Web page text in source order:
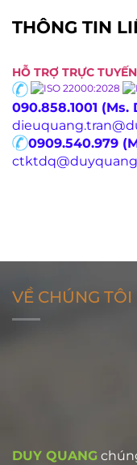
THÔNG TIN
HỖ TRỢ TRỰC TUYẾN
090.858.1001 (Ms.
0909.540.979
VỀ CHÚNG TÔI
DUY QUANG